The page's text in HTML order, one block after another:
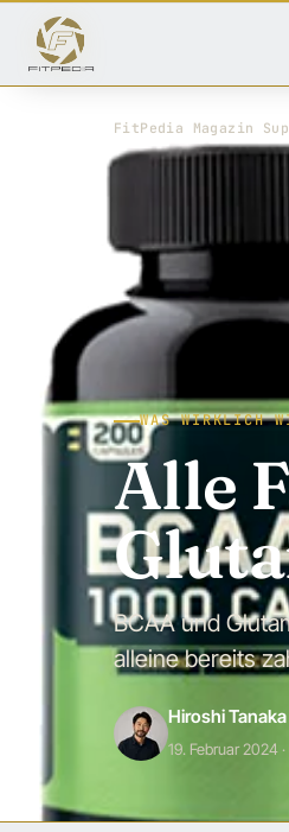
FitPedia Magazin
WAS WIRKLICH
Alle
BCAA und
alleine bereits
Hiroshi Tanaka
19. Februar 2024